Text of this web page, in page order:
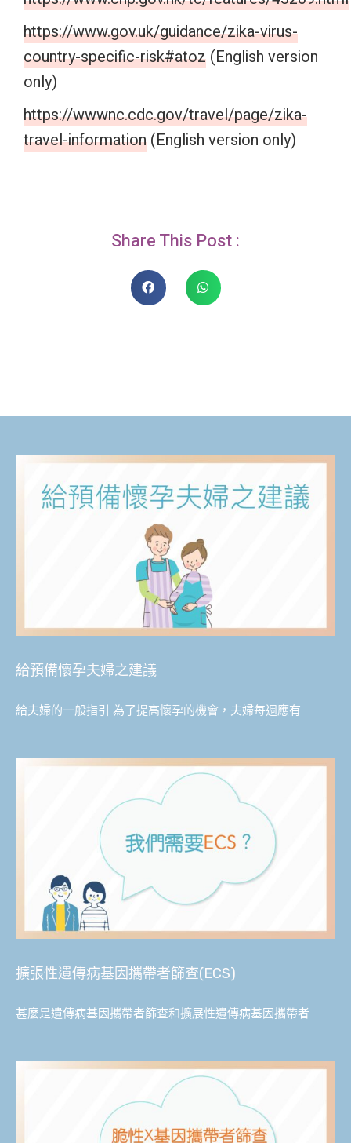
https://www.gov.uk/guidance/zika-virus-
country-specific-risk#atoz (English version
only)
https://wwwnc.cdc.gov/travel/page/zika-
travel-information (English version only)
Share This Post :
給預備懷孕夫婦之建議
給夫婦的一般指引 為了提高懷孕的機會，夫婦每週應有
擴張性遺傳病基因攜帶者篩查(ECS)
甚麼是遺傳病基因攜帶者篩查和擴展性遺傳病基因攜帶者